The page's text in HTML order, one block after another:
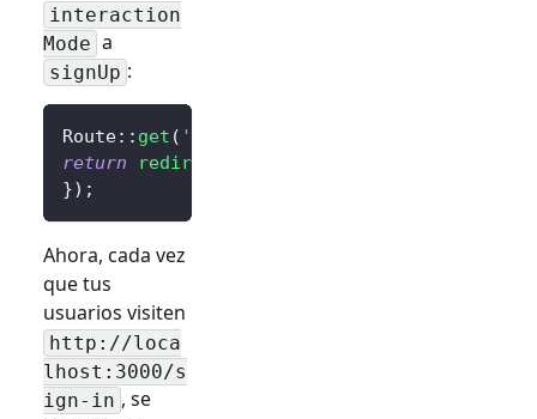
interaction
Mode a
signUp :
Route:: get ( '/sign-in'
return
redirect
}) ;
Ahora, cada vez
que tus
usuarios visiten
http://loca
lhost:3000/s
ign-in , se